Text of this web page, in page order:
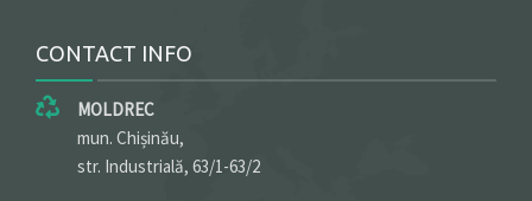
CONTACT INFO
MOLDREC
mun. Chișinău,
str. Industrială, 63/1-63/2